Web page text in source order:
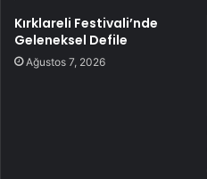
Kırklareli Festivali’nde
Geleneksel Defile
Ağustos 7, 2026